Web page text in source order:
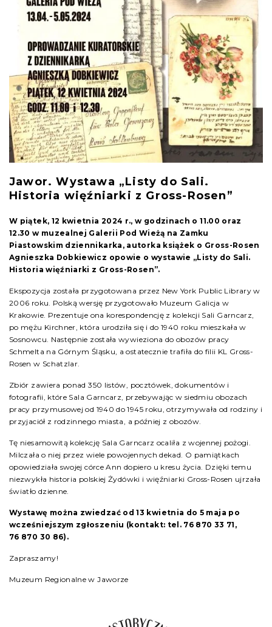
Jawor. Wystawa „Listy do Sali.
Historia więźniarki z Gross-Rosen”
W piątek, 12 kwietnia 2024 r., w godzinach o 11.00 oraz
12.30 w muzealnej Galerii Pod Wieżą na Zamku
Piastowskim dziennikarka, autorka książek o Gross-Rosen
Agnieszka Dobkiewicz opowie o wystawie „Listy do Sali.
Historia więźniarki z Gross-Rosen”.
Ekspozycja została przygotowana przez New York Public Library w
2006 roku. Polską wersję przygotowało Muzeum Galicja w
Krakowie. Prezentuje ona korespondencję z kolekcji Sali Garncarz,
po mężu Kirchner, która urodziła się i do 1940 roku mieszkała w
Sosnowcu. Następnie została wywieziona do obozów pracy
Schmelta na Górnym Śląsku, a ostatecznie trafiła do filii KL Gross-
Rosen w Schatzlar.
Zbiór zawiera ponad 350 listów, pocztówek, dokumentów i
fotografii, które Sala Garncarz, przebywając w siedmiu obozach
pracy przymusowej od 1940 do 1945 roku, otrzymywała od rodziny i
przyjaciół z rodzinnego miasta, a później z obozów.
Tę niesamowitą kolekcję Sala Garncarz ocaliła z wojennej pożogi.
Milczała o niej przez wiele powojennych dekad. O pamiątkach
opowiedziała swojej córce Ann dopiero u kresu życia. Dzięki temu
niezwykła historia polskiej Żydówki i więźniarki Gross-Rosen ujrzała
światło dzienne.
Wystawę można zwiedzać od 13 kwietnia do 5 maja po
wcześniejszym zgłoszeniu (kontakt: tel. 76 870 33 71,
76 870 30 86).
Zapraszamy!
Muzeum Regionalne w Jaworze